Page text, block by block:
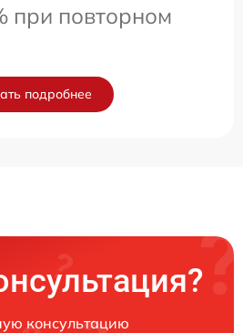
при повторном
подробнее
консультацию